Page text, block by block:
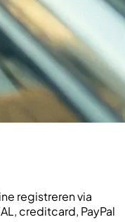
registreren via
creditcard, PayPal